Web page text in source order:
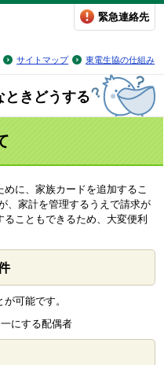
サイトマップ 東電生協の仕組み
緊急連絡先
ときどうする
に、家族カードを追加するこ
、家計を管理するうえで請求が
ることもできるため、大変便利
可能です。
にする配偶者